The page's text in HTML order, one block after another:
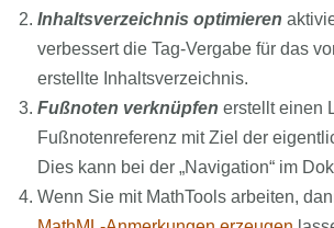
Inhaltsverzeichnis optimieren
verbessert die Tag-Vergabe für das
erstellte Inhaltsverzeichnis.
Fußnoten verknüpfen erstellt einen
Fußnotenreferenz mit Ziel der
Dies kann bei der „Navigation“ im
Wenn Sie mit MathTools arbeiten,